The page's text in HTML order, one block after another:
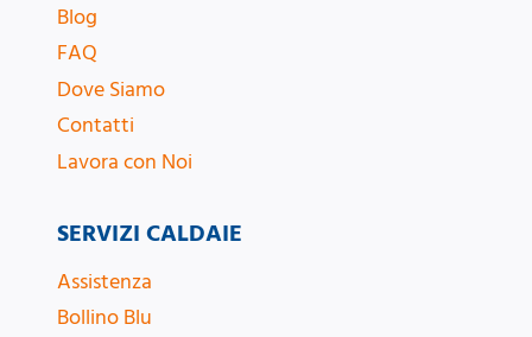
Blog
FAQ
Dove Siamo
Contatti
Lavora con Noi
SERVIZI CALDAIE
Assistenza
Bollino Blu